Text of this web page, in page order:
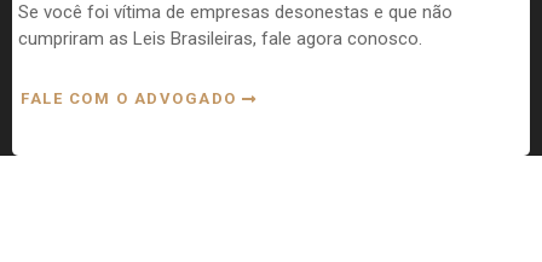
Se você foi vítima de empresas desonestas e que não
cumpriram as Leis Brasileiras, fale agora conosco.
FALE COM O ADVOGADO